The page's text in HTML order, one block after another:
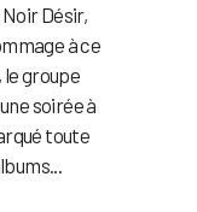
Désir,
à ce
groupe
soirée à
toute